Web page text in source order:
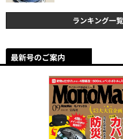
ランキング一
最新号のご案内